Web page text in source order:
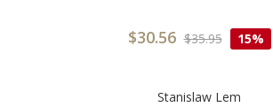
$30.56 $35.95 15%
Stanislaw Lem